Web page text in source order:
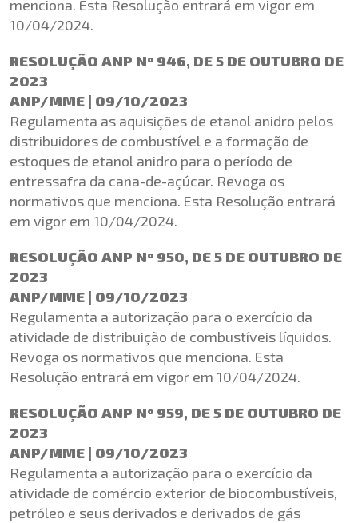
menciona. Esta Resolução entrará em vigor em
10/04/2024.
RESOLUÇÃO ANP Nº 946, DE 5 DE OUTUBRO DE
2023
ANP/MME | 09/10/2023
Regulamenta as aquisições de etanol anidro pelos
distribuidores de combustível e a formação de
estoques de etanol anidro para o período de
entressafra da cana-de-açúcar. Revoga os
normativos que menciona. Esta Resolução entrará
em vigor em 10/04/2024.
RESOLUÇÃO ANP Nº 950, DE 5 DE OUTUBRO DE
2023
ANP/MME | 09/10/2023
Regulamenta a autorização para o exercício da
atividade de distribuição de combustíveis líquidos.
Revoga os normativos que menciona. Esta
Resolução entrará em vigor em 10/04/2024.
RESOLUÇÃO ANP Nº 959, DE 5 DE OUTUBRO DE
2023
ANP/MME | 09/10/2023
Regulamenta a autorização para o exercício da
atividade de comércio exterior de biocombustíveis,
petróleo e seus derivados e derivados de gás